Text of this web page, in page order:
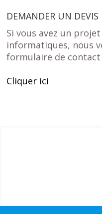
DEMANDER UN DEVIS
Si vous avez un
informatiques, nous
formulaire de contact
Cliquer ici